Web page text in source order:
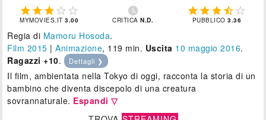
    
MYMOVIES.IT3.00

CRITICAN.D.
    
PUBBLICO3.36
Regia di Mamoru Hosoda.
Film 2015 |Animazione, 119 min. Uscita 10 maggio 2016.
Ragazzi +10. Dettagli ❯
Il film, ambientata nella Tokyo di oggi, racconta la storia di un
bambino che diventa discepolo di una creatura
sovrannaturale. Espandi ▽